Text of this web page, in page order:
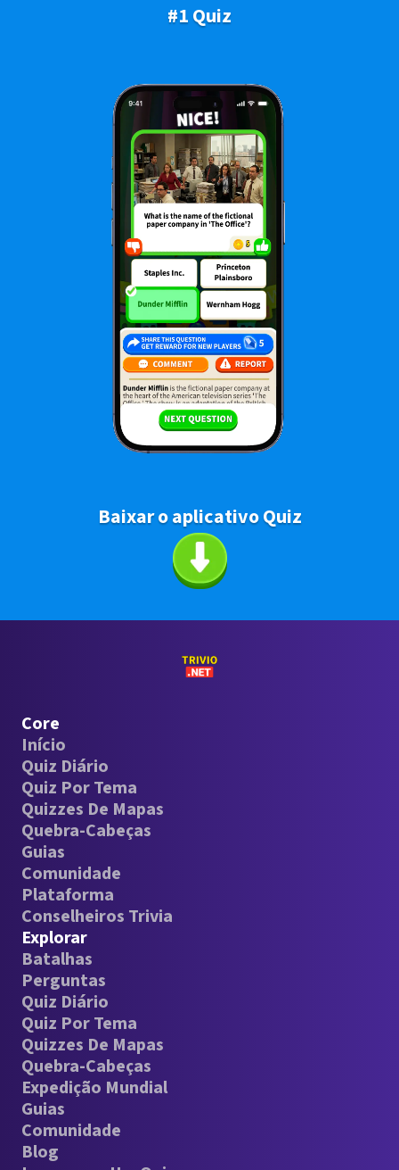
#1 Quiz
Baixar o aplicativo Quiz
Core
Início
Quiz Diário
Quiz Por Tema
Quizzes De Mapas
Quebra-Cabeças
Guias
Comunidade
Plataforma
Conselheiros Trivia
Explorar
Batalhas
Perguntas
Quiz Diário
Quiz Por Tema
Quizzes De Mapas
Quebra-Cabeças
Expedição Mundial
Guias
Comunidade
Blog